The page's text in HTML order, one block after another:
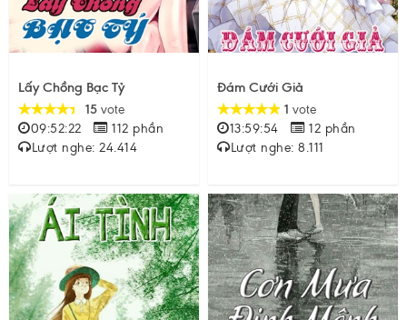
Lấy Chồng Bạc Tỷ
15 vote
09:52:22
112 phần
Lượt nghe: 24.414
Đám Cưới Giả
1 vote
13:59:54
12 phần
Lượt nghe: 8.111